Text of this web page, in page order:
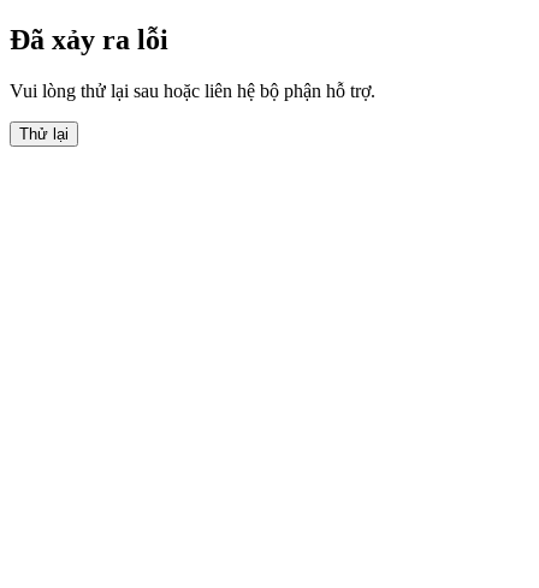
Đã xảy ra lỗi
Vui lòng thử lại sau hoặc liên hệ bộ phận hỗ trợ.
Thử lại